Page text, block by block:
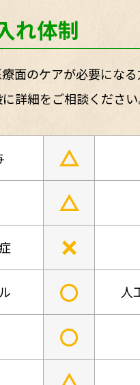
れ体制
面のケアが必要にな
詳細をご相談ください
△
△
×
○ 人
○